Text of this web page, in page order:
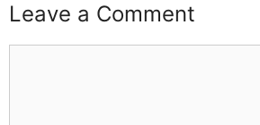
Leave a Comment